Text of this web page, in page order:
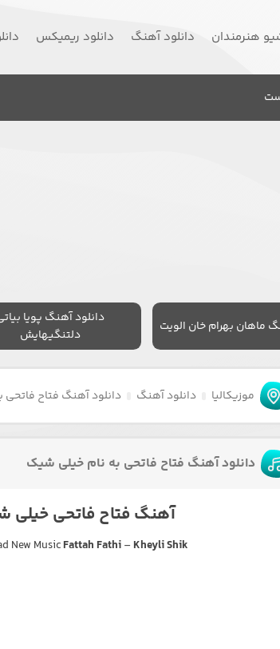
هنرمندان دانلود آهنگ دانلود ریمیکس
ماهان بهرام خان الویت
دانلود آهنگ پویا
دلتنگیهایش
موزیکالیا دانلود آهنگ دانلود آهنگ فتاح
دانلود آهنگ فتاح فاتحی به نام خیلی شیک
آهنگ فتاح فاتحی خیلی
New MusicFattah Fathi– Kheyli Shik